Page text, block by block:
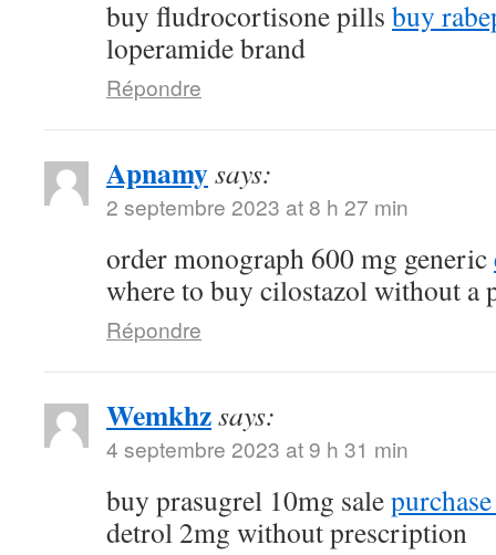
buy fludrocortisone pills buy
loperamide brand
Répondre
Apnamysays:
2 septembre 2023 at 8 h 27 min
order monograph 600 mg generic
where to buy cilostazol without a
Répondre
Wemkhzsays:
4 septembre 2023 at 9 h 31 min
buy prasugrel 10mg sale
detrol 2mg without prescription